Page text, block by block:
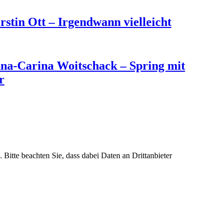
Ott – Irgendwann vielleicht
Carina Woitschack – Spring mit
beachten Sie, dass dabei Daten an Drittanbieter